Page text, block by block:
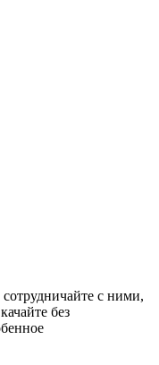
с ними,
без